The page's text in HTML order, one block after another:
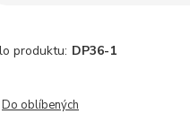
produktu: DP36-1
Do oblíbených